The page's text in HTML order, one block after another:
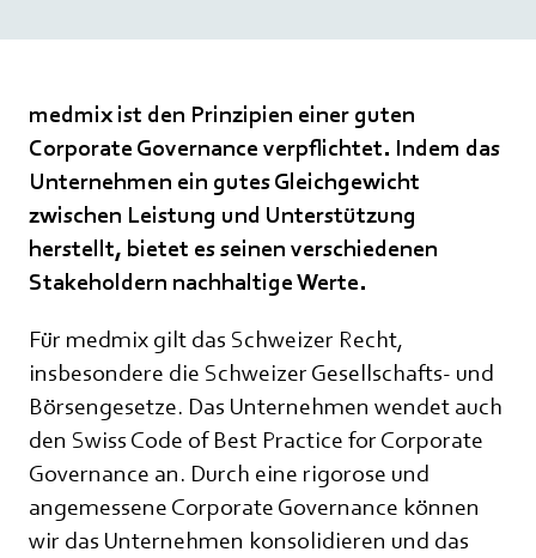
medmix ist den Prinzipien einer guten
Corporate Governance verpflichtet. Indem das
Unternehmen ein gutes Gleichgewicht
zwischen Leistung und Unterstützung
herstellt, bietet es seinen verschiedenen
Stakeholdern nachhaltige Werte.
Für medmix gilt das Schweizer Recht,
insbesondere die Schweizer Gesellschafts- und
Börsengesetze. Das Unternehmen wendet auch
den Swiss Code of Best Practice for Corporate
Governance an. Durch eine rigorose und
angemessene Corporate Governance können
wir das Unternehmen konsolidieren und das